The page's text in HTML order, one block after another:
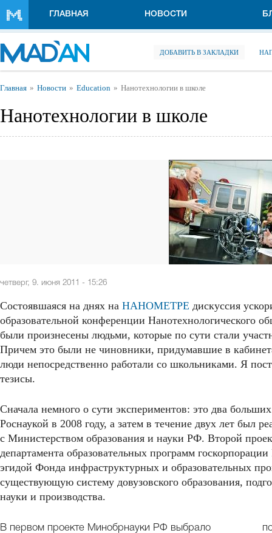
ГЛАВНАЯ НОВОСТИ
ДОБАВИТЬ В ЗАКЛАДКИ
Вы здесь
Главная Новости Education Нанотехнологии в школе
Нанотехнологии в школе
четверг, 9. июня 2011 - 15:26
Состоявшаяся на днях на НАНОМЕТРЕ дискуссия
образовательной конференции
были произнесены людьми, которые по сути стали
Причем это были не чиновники, придумавшие в
люди непосредственно работали со школьниками. Я
тезисы.
Сначала немного о сути экспериментов: это два
Роснаукой в 2008 году, а затем в течение двух лет был
с Министерством образования и науки РФ. Второй
департамента образовательных программ
эгидой Фонда инфраструктурных и образовательных
существующую систему довузовского образования,
науки и производства.
В первом проекте Минобрнауки РФ выбрало